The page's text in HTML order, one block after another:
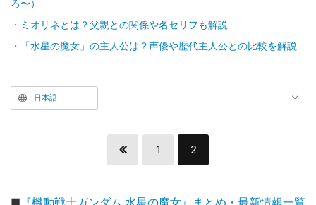
ろ〜）
ミオリネとは？父親との関係や名セリフも解説
「水星の魔女」の主人公は？声優や歴代主人公との比較を解説
日本語
1 2
■ 『機動戦士ガンダム 水星の魔女』まとめ・最新情報一覧